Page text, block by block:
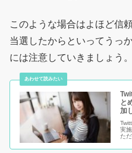
このような場合はよほど信
当選したからといってうっ
には注意していきましょう。
と
加
実
た
う
の